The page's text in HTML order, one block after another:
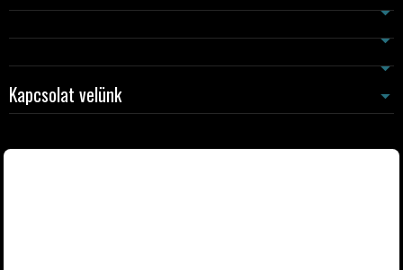
Kapcsolat velünk